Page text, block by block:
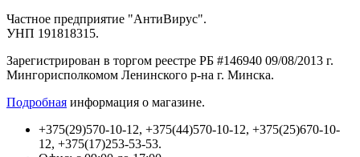
Частное предприятие "АнтиВирус".
УНП 191818315.
Зарегистрирован в торгом реестре РБ #146940 09/08/2013 г.
Мингорисполкомом Ленинского р-на г. Минска.
Подробная информация о магазине.
+375(29)570-10-12, +375(44)570-10-12, +375(25)670-10-
12, +375(17)253-53-53.